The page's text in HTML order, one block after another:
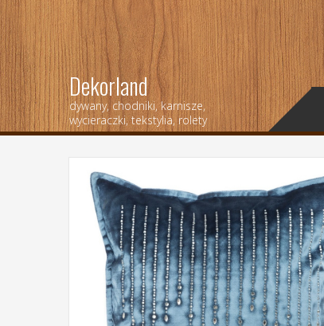
Dekorland
dywany, chodniki, karnisze,
wycieraczki, tekstylia, rolety